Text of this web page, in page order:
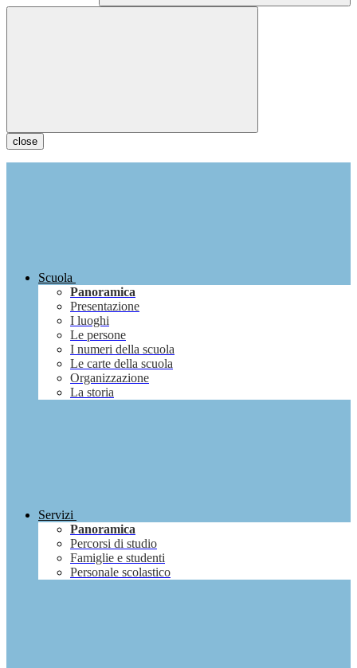
close
Scuola
Panoramica
Presentazione
I luoghi
Le persone
I numeri della scuola
Le carte della scuola
Organizzazione
La storia
Servizi
Panoramica
Percorsi di studio
Famiglie e studenti
Personale scolastico